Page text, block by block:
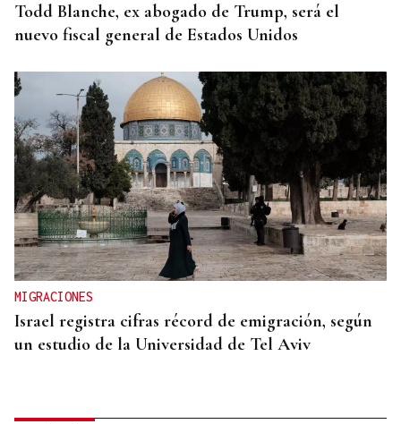
Todd Blanche, ex abogado de Trump, será el
nuevo fiscal general de Estados Unidos
MIGRACIONES
Israel registra cifras récord de emigración, según
un estudio de la Universidad de Tel Aviv